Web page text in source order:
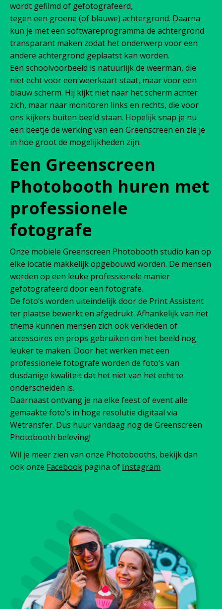
wordt gefilmd of gefotografeerd,
tegen een groene (of blauwe) achtergrond. Daarna
kun je met een softwareprogramma de achtergrond
transparant maken zodat het onderwerp voor een
andere achtergrond geplaatst kan worden.
Een schoolvoorbeeld is natuurlijk de weerman, die
niet echt voor een weerkaart staat, maar voor een
blauw scherm. Hij kijkt niet naar het scherm achter
zich, maar naar monitoren links en rechts, die voor
ons kijkers buiten beeld staan. Hopelijk snap je nu
een beetje de werking van een Greenscreen en zie je
in hoe groot de mogelijkheden zijn.
Een Greenscreen
Photobooth huren met
professionele
fotografe
Onze mobiele Greenscreen Photobooth studio kan op
elke locatie makkelijk opgebouwd worden. De mensen
worden op een leuke professionele manier
gefotografeerd door een fotografe.
De foto’s worden uiteindelijk door de Print Assistent
ter plaatse bewerkt en afgedrukt. Afhankelijk van het
thema kunnen mensen zich ook verkleden of
accessoires en props gebruiken om het beeld nog
leuker te maken. Door het werken met een
professionele fotografe worden de foto’s van
dusdanige kwaliteit dat het niet van het echt te
onderscheiden is.
Daarnaast ontvang je na elke feest of event alle
gemaakte foto’s in hoge resolutie digitaal via
Wetransfer. Dus huur vandaag nog de Greenscreen
Photobooth beleving!
Wil je meer zien van onze Photobooths, bekijk dan
ook onze Facebook pagina of Instagram